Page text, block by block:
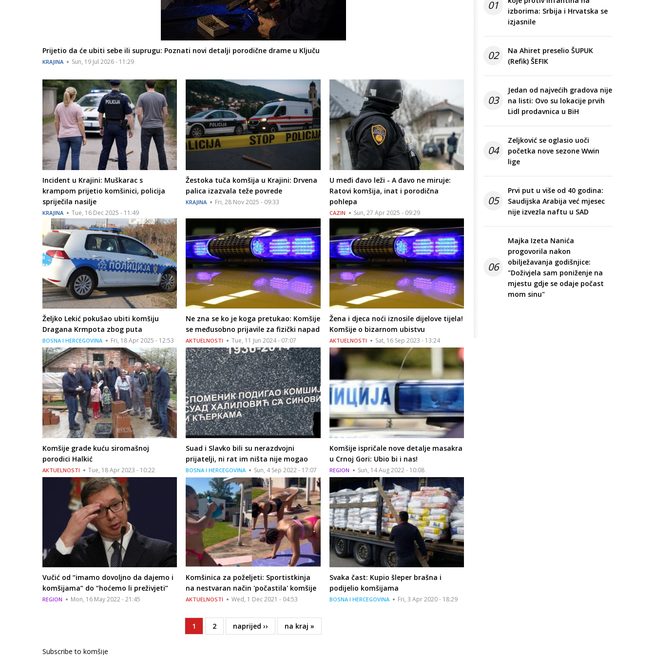
Prijetio da će ubiti sebe ili suprugu: Poznati novi detalji porodične drame u Ključu
KRAJINA Sun, 19 Jul 2026 - 11:29
Incident u Krajini: Muškarac s
krampom prijetio komšinici, policija
spriječila nasilje
KRAJINA Tue, 16 Dec 2025 - 11:49
Žestoka tuča komšija u Krajini: Drvena
palica izazvala teže povrede
KRAJINA Fri, 28 Nov 2025 - 09:33
U međi đavo leži - A đavo ne miruje:
Ratovi komšija, inat i porodična
pohlepa
CAZIN Sun, 27 Apr 2025 - 09:29
Željko Lekić pokušao ubiti komšiju
Dragana Krmpota zbog puta
BOSNA I HERCEGOVINA Fri, 18 Apr 2025 - 12:53
Ne zna se ko je koga pretukao: Komšije
se međusobno prijavile za fizički napad
AKTUELNOSTI Tue, 11 Jun 2024 - 07:07
Žena i djeca noći iznosile dijelove tijela!
Komšije o bizarnom ubistvu
AKTUELNOSTI Sat, 16 Sep 2023 - 13:24
Komšije grade kuću siromašnoj
porodici Halkić
AKTUELNOSTI Tue, 18 Apr 2023 - 10:22
Suad i Slavko bili su nerazdvojni
prijatelji, ni rat im ništa nije mogao
BOSNA I HERCEGOVINA Sun, 4 Sep 2022 - 17:07
Komšije ispričale nove detalje masakra
u Crnoj Gori: Ubio bi i nas!
REGION Sun, 14 Aug 2022 - 10:08
Vučić od “imamo dovoljno da dajemo i
komšijama” do “hoćemo li preživjeti”
REGION Mon, 16 May 2022 - 21:45
Komšinica za poželjeti: Sportistkinja
na nestvaran način 'počastila' komšije
AKTUELNOSTI Wed, 1 Dec 2021 - 04:53
Svaka čast: Kupio šleper brašna i
podijelio komšijama
BOSNA I HERCEGOVINA Fri, 3 Apr 2020 - 18:29
Current
page
1 Page
2
Next
page
naprijed ››
Last
page
na kraj »
Subscribe to komšije
01
izborima: Srbija i Hrvatska se
izjasnile
02
Na Ahiret preselio ŠUPUK
(Refik) ŠEFIK
03
Jedan od najvećih gradova nije
na listi: Ovo su lokacije prvih
Lidl prodavnica u BiH
04
Zeljković se oglasio uoči
početka nove sezone Wwin
lige
05
Prvi put u više od 40 godina:
Saudijska Arabija već mjesec
nije izvezla naftu u SAD
06
Majka Izeta Nanića
progovorila nakon
obilježavanja godišnjice:
"Doživjela sam poniženje na
mjestu gdje se odaje počast
mom sinu"